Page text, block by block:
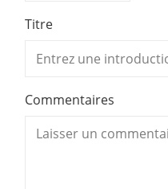
Titre
Commentaires